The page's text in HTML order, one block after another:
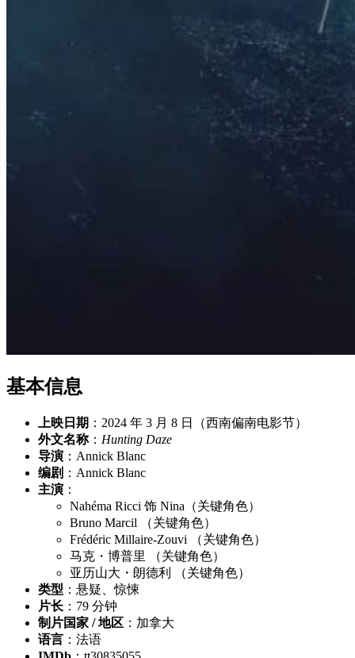
基本信息
上映日期 ：2024 年 3 月 8 日（西南偏南电影节）
外文名称： Hunting Daze
导演 ：Annick Blanc
编剧 ：Annick Blanc
主演 ：
Nahéma Ricci 饰 Nina（关键角色）
Bruno Marcil （关键角色）
Frédéric Millaire-Zouvi （关键角色）
马克・博普里 （关键角色）
亚历山大・朗德利 （关键角色）
类型 ：悬疑、惊悚
片长 ：79 分钟
制片国家 / 地区 ：加拿大
语言 ：法语